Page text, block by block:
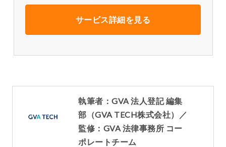
サービス詳細を見る
執筆者：GVA 法人登記 編集
部（GVA TECH株式会社）／
監修：GVA 法律事務所 コー
ポレートチーム